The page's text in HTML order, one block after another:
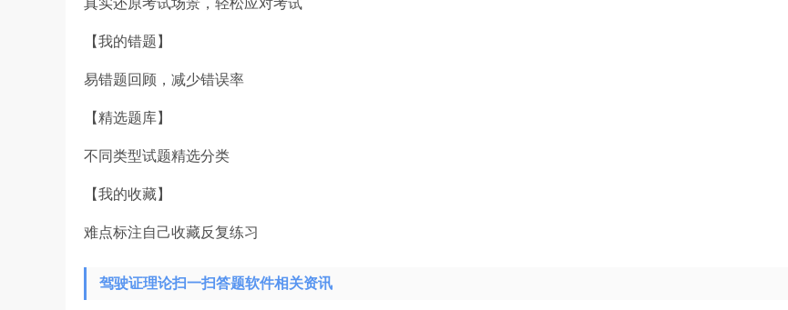
真实还原考试场景，轻松应对考试
【我的错题】
易错题回顾，减少错误率
【精选题库】
不同类型试题精选分类
【我的收藏】
难点标注自己收藏反复练习
驾驶证理论扫一扫答题软件相关资讯